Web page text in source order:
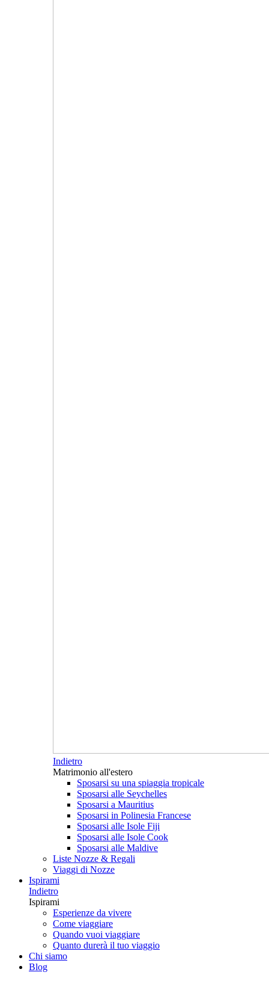
Indietro
Matrimonio all'estero
Sposarsi su una spiaggia tropicale
Sposarsi alle Seychelles
Sposarsi a Mauritius
Sposarsi in Polinesia Francese
Sposarsi alle Isole Fiji
Sposarsi alle Isole Cook
Sposarsi alle Maldive
Liste Nozze & Regali
Viaggi di Nozze
Ispirami
Indietro
Ispirami
Esperienze da vivere
Come viaggiare
Quando vuoi viaggiare
Quanto durerà il tuo viaggio
Chi siamo
Blog